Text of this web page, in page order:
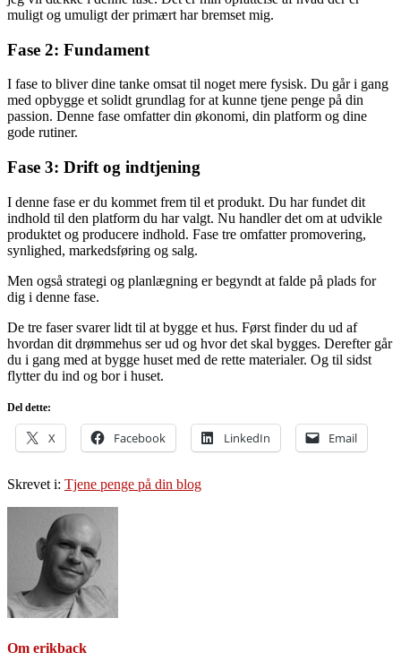
muligt og umuligt der primært har bremset mig.
Fase 2: Fundament
I fase to bliver dine tanke omsat til noget mere fysisk. Du går i gang
med opbygge et solidt grundlag for at kunne tjene penge på din
passion. Denne fase omfatter din økonomi, din platform og dine
gode rutiner.
Fase 3: Drift og indtjening
I denne fase er du kommet frem til et produkt. Du har fundet dit
indhold til den platform du har valgt. Nu handler det om at udvikle
produktet og producere indhold. Fase tre omfatter promovering,
synlighed, markedsføring og salg.
Men også strategi og planlægning er begyndt at falde på plads for
dig i denne fase.
De tre faser svarer lidt til at bygge et hus. Først finder du ud af
hvordan dit drømmehus ser ud og hvor det skal bygges. Derefter går
du i gang med at bygge huset med de rette materialer. Og til sidst
flytter du ind og bor i huset.
Del dette:
X Facebook LinkedIn Email
Skrevet i: Tjene penge på din blog
Om erikback